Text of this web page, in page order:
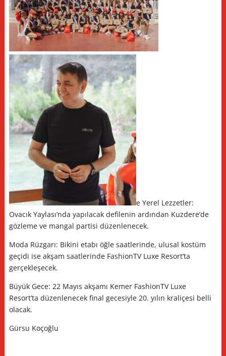
e Yerel Lezzetler:
Ovacık Yaylası’nda yapılacak defilenin ardından Kuzdere’de
gözleme ve mangal partisi düzenlenecek.
Moda Rüzgarı: Bikini etabı öğle saatlerinde, ulusal kostüm
geçidi ise akşam saatlerinde FashionTV Luxe Resort’ta
gerçekleşecek.
Büyük Gece: 22 Mayıs akşamı Kemer FashionTV Luxe
Resort’ta düzenlenecek final gecesiyle 20. yılın kraliçesi belli
olacak.
Gürsu Koçoğlu